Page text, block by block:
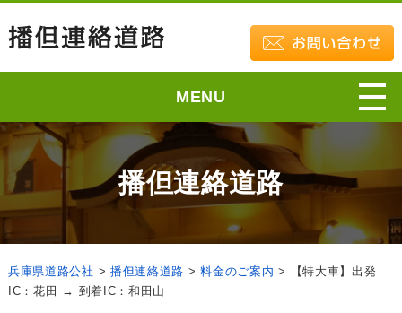
MENU
播但連絡道路
兵庫県道路公社 > 播但連絡道路 >料金のご案内 >
【特大車】出発
IC：花田 → 到着IC：和田山